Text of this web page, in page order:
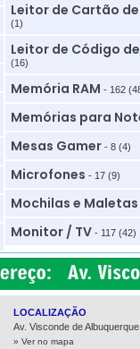
Leitor de Cartão
(1)
Leitor de Código
(16)
Memória RAM - 162
Memórias para
Mesas Gamer- 8 (4)
Microfones - 17 (9)
Mochilas e Maletas
Monitor / TV- 117 (42)
LOCALIZAÇÃO
Av. Visconde de
» Ver no mapa